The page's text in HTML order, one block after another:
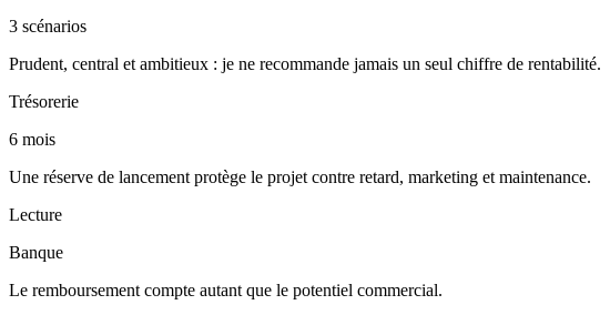
3 scénarios
Prudent, central et ambitieux : je ne recommande jamais un seul chiffre de rentabilité.
Trésorerie
6 mois
Une réserve de lancement protège le projet contre retard, marketing et maintenance.
Lecture
Banque
Le remboursement compte autant que le potentiel commercial.